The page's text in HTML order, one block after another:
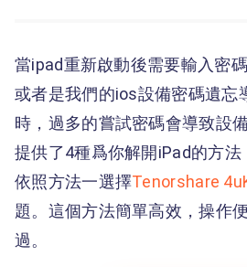
當ipad重新啟動後需要輸入密
或者是我們的ios設備密碼遺忘
時，過多的嘗試密碼會導致設
提供了4種爲你解開iPad的方
依照方法一選擇Tenorshare
題。這個方法簡單高效，操作
過。